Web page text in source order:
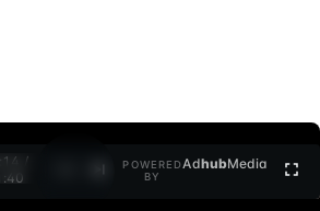
/
1:40
POWERED
BY
AdhubMedia